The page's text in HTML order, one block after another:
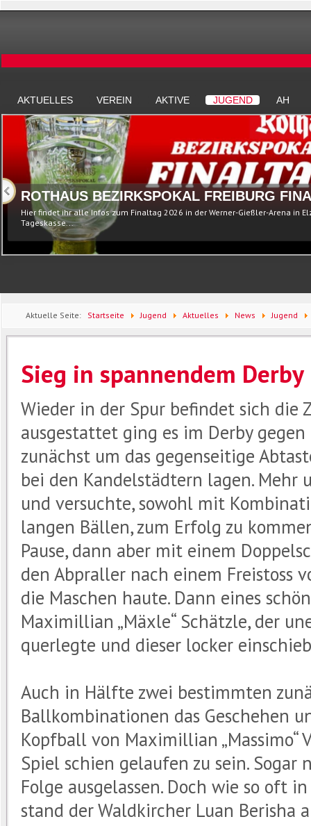
AKTUELLES VEREIN AKTIVE JUGEND AH
ROTHAUS BEZIRKSPOKAL FREIBURG
Hier findet ihr alle Infos zum Finaltag 2026 in der Werner-Gießler-Arena in
Tageskasse...
Aktuelle Seite: Startseite Jugend Aktuelles News Jugend
Sieg in spannendem Derby
Wieder in der Spur befindet sich die
ausgestattet ging es im Derby
zunächst um das gegenseitige
bei den Kandelstädtern lagen.
und versuchte, sowohl mit
langen Bällen, zum Erfolg zu
Pause, dann aber mit einem
den Abpraller nach einem Freistoss
die Maschen haute. Dann eines
Maximillian „Mäxle“ Schätzle, der
querlegte und dieser locker
Auch in Hälfte zwei bestimmten
Ballkombinationen das Geschehen
Kopfball von Maximillian
Spiel schien gelaufen zu sein.
Folge ausgelassen. Doch wie so oft
stand der Waldkircher Luan